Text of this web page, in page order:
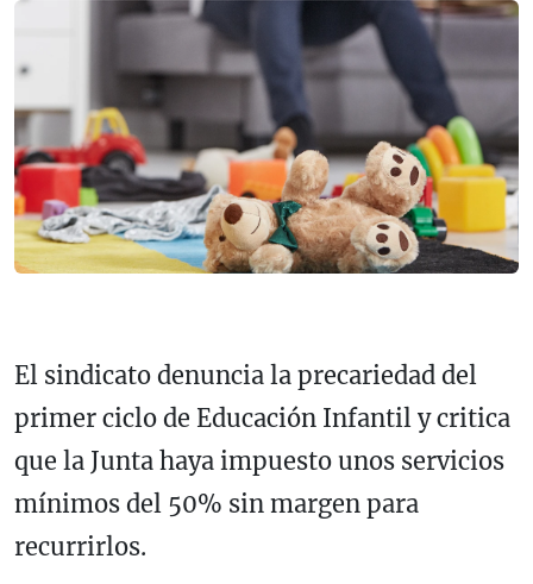
El sindicato denuncia la precariedad del
primer ciclo de Educación Infantil y critica
que la Junta haya impuesto unos servicios
mínimos del 50% sin margen para
recurrirlos.